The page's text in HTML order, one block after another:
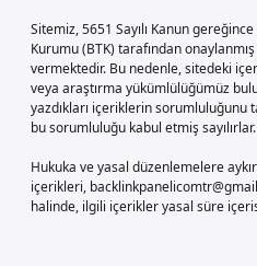
Sitemiz, 5651 Sayılı Kanun
Kurumu (BTK) tarafından
vermektedir. Bu nedenle, sitedeki
veya araştırma yükümlülüğümüz
yazdıkları içeriklerin sorumluluğunu
bu sorumluluğu kabul etmiş sayılırlar.
Hukuka ve yasal düzenlemelere
içerikleri,
halinde, ilgili içerikler yasal süre